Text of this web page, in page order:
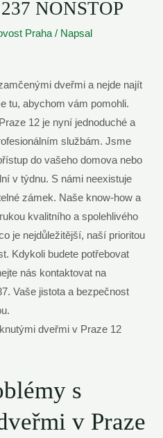
NONSTOP
Praha/ Napsal
dveřmi a nejde najít
tu, abychom vám pomohli.
12 je nyní jednoduché a
službám. Jsme
do vašeho domova nebo
v týdnu. S námi neexistuje
zámek. Naše know-how a
kvalitního a spolehlivého
je nejdůležitější, naší prioritou
Kdykoli budete potřebovat
nás kontaktovat na
Vaše jistota a bezpečnost
s
v Praze